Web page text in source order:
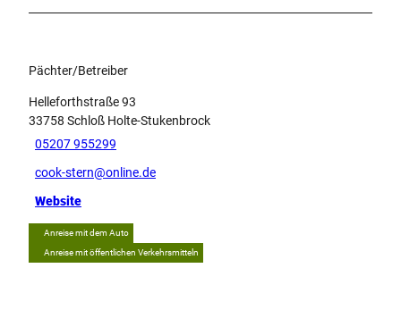
Pächter/Betreiber
Helleforthstraße 93
33758 Schloß Holte-Stukenbrock
05207 955299
cook-stern@online.de
Website
Anreise mit dem Auto
Anreise mit öffentlichen Verkehrsmitteln